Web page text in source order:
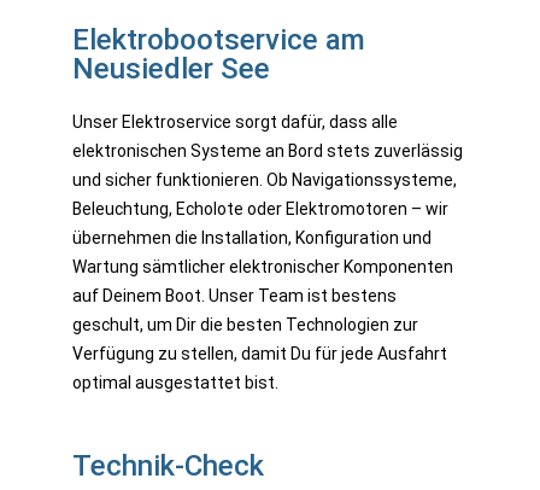
Elektrobootservice am
Neusiedler See
Unser Elektroservice sorgt dafür, dass alle
elektronischen Systeme an Bord stets zuverlässig
und sicher funktionieren. Ob Navigationssysteme,
Beleuchtung, Echolote oder Elektromotoren – wir
übernehmen die Installation, Konfiguration und
Wartung sämtlicher elektronischer Komponenten
auf Deinem Boot. Unser Team ist bestens
geschult, um Dir die besten Technologien zur
Verfügung zu stellen, damit Du für jede Ausfahrt
optimal ausgestattet bist.
Technik-Check